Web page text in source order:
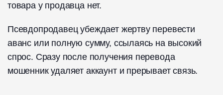
товара у продавца нет.
Псевдопродавец убеждает жертву перевести
аванс или полную сумму, ссылаясь на высокий
спрос. Сразу после получения перевода
мошенник удаляет аккаунт и прерывает связь.